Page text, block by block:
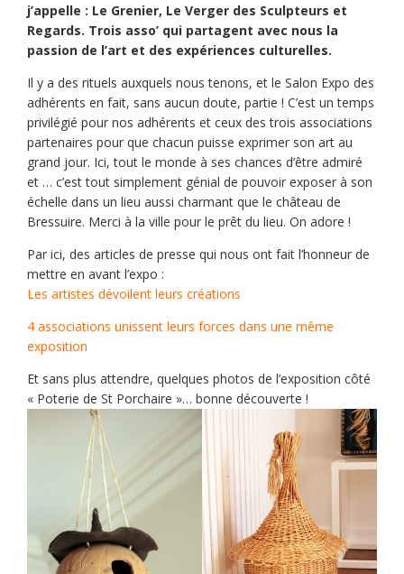
j’appelle : Le Grenier, Le Verger des Sculpteurs et
Regards. Trois asso’ qui partagent avec nous la
passion de l’art et des expériences culturelles.
Il y a des rituels auxquels nous tenons, et le Salon Expo des
adhérents en fait, sans aucun doute, partie ! C’est un temps
privilégié pour nos adhérents et ceux des trois associations
partenaires pour que chacun puisse exprimer son art au
grand jour. Ici, tout le monde à ses chances d’être admiré
et … c’est tout simplement génial de pouvoir exposer à son
échelle dans un lieu aussi charmant que le château de
Bressuire. Merci à la ville pour le prêt du lieu. On adore !
Par ici, des articles de presse qui nous ont fait l’honneur de
mettre en avant l’expo :
Les artistes dévoilent leurs créations
4 associations unissent leurs forces dans une même
exposition
Et sans plus attendre, quelques photos de l’exposition côté
« Poterie de St Porchaire »… bonne découverte !